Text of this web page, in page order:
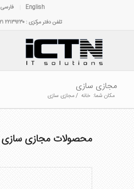
English
فارسی
تلفن دفتر مرکزی : ۲۲۱۳۹۲۳۰ ۰۲۱ (۹۸+)
مجازی سازی
مکان شما: خانه /مجازی سازی
محصولات مجازی سازی